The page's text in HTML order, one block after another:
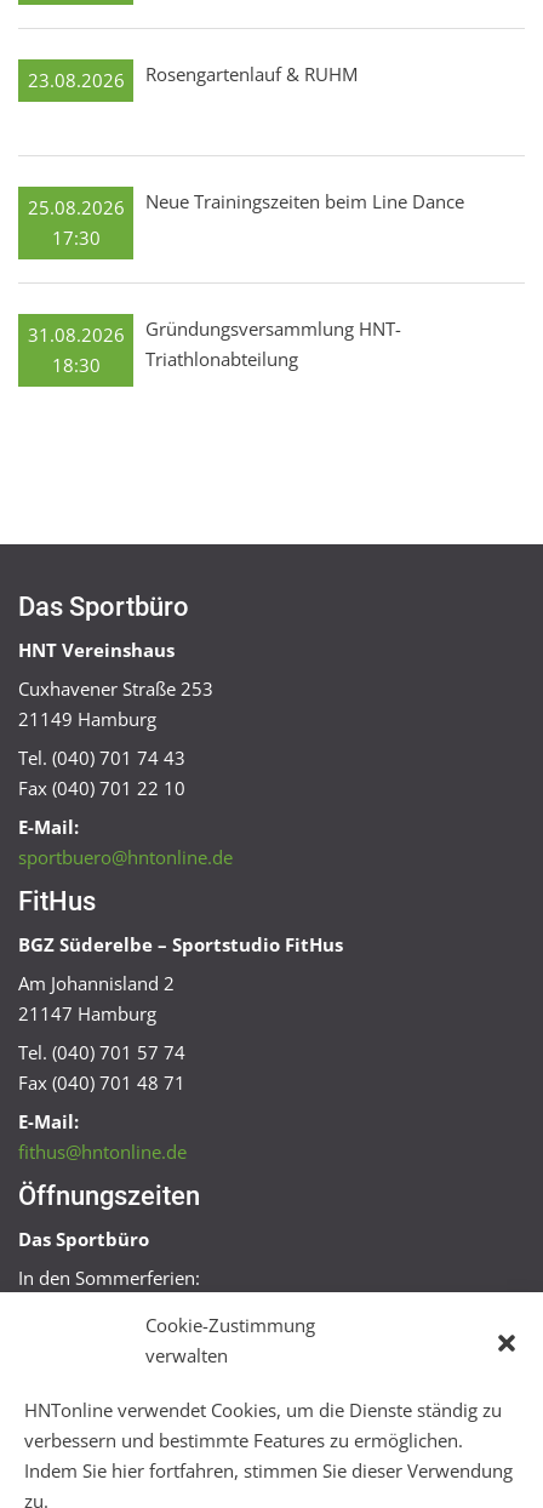
Cookie-Zustimmung
verwalten
HNTonline verwendet Cookies, um die Dienste ständig zu
verbessern und bestimmte Features zu ermöglichen.
Indem Sie hier fortfahren, stimmen Sie dieser Verwendung
zu.
23.08.2026 Rosengartenlauf & RUHM
25.08.2026
17:30
Neue Trainingszeiten beim Line Dance
31.08.2026
18:30
Gründungsversammlung HNT-
Triathlonabteilung
Das Sportbüro
HNT Vereinshaus
Cuxhavener Straße 253
21149 Hamburg
Tel. (040) 701 74 43
Fax (040) 701 22 10
E-Mail:
sportbuero@hntonline.de
FitHus
BGZ Süderelbe – Sportstudio FitHus
Am Johannisland 2
21147 Hamburg
Tel. (040) 701 57 74
Fax (040) 701 48 71
E-Mail:
fithus@hntonline.de
Öffnungszeiten
Das Sportbüro
In den Sommerferien:
Mo + Mi 16:00 – 18:00 Uhr
Mo – Fr 08:00 – 22:00 Uhr
Sa + So 10:00 – 18:00 Uhr